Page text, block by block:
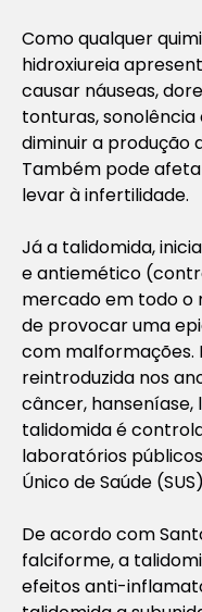
Como qualquer
hidroxiureia
causar náuseas,
tonturas, sonolência
diminuir a produção
Também pode
levar à infertilidade.
Já a talidomida,
e antiemético
mercado em todo o
de provocar uma
com
reintroduzida nos
câncer, hanseníase,
talidomida é
laboratórios
Único de Saúde
De acordo com
falciforme, a
efeitos anti-